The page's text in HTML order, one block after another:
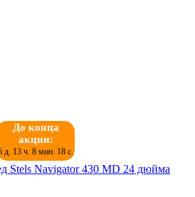
До конца
акции:
д. 13 ч. 8 мин. 18 с.
Stels Navigator 430 MD 24 дюйма